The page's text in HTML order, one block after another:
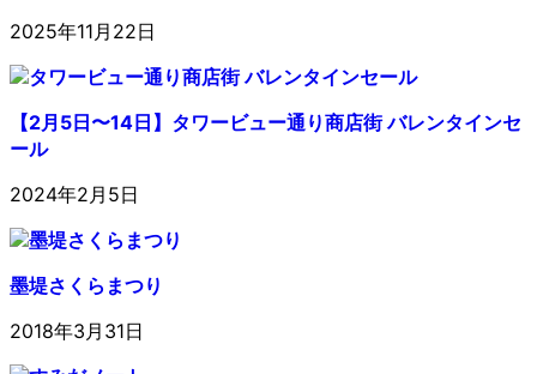
2025年11月22日
【2月5日〜14日】タワービュー通り商店街 バレンタインセ
ール
2024年2月5日
墨堤さくらまつり
2018年3月31日